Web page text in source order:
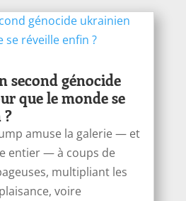
second génocide
que le monde se
?
amuse la galerie — et
entier — à coups de
multipliant les
voire